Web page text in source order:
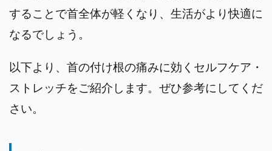
することで首全体が軽くなり、生活がより快適に
なるでしょう。
以下より、首の付け根の痛みに効くセルフケア・
ストレッチをご紹介します。ぜひ参考にしてくだ
さい。